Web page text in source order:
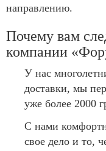
направлению.
Почему вам
компании
У нас
доставки, мы
уже более 2000
С нами
свое дело и то,